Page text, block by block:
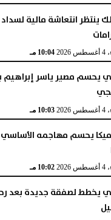
ينتظر انتعاشة مالية
10:04 مـ
يحسم مصير ياسر إبراهيم
10:03 مـ
يحسم مهاجمه
10:02 مـ
يخطط لصفقة جديدة بعد